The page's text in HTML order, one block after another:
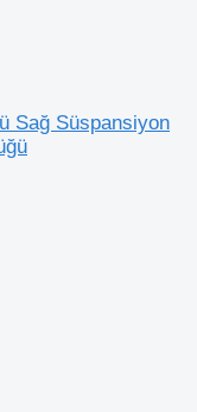
Sağ Süspansiyon